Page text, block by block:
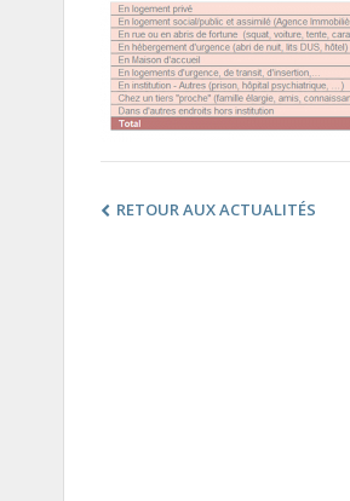
RETOUR AUX ACTUALITÉS